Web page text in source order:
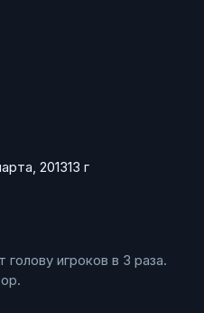
201313 г
голову игроков в 3 раза.